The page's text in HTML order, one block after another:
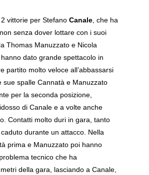
2 vittorie per StefanoCanale , che ha
senza dover lottare con i suoi
Thomas Manuzzato e Nicola
dato grande spettacolo in
partito molto veloce all’abbassarsi
sue spalle Cannatà e Manuzzato
per la seconda posizione,
di Canale e a volte anche
Contatti molto duri in gara, tanto
durante un attacco. Nella
prima e Manuzzato poi hanno
tecnico che ha
della gara, lasciando a Canale,